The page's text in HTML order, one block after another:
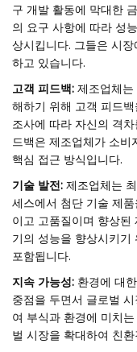
구 개발 활동에 막대한
의 요구 사항에 따라 성
상시킵니다. 그들은 시
하고 있습니다.
고객 피드백: 제조업체
해하기 위해 고객 피드
조사에 따라 자신의 격
드백은 제조업체가 소비
핵심 접근 방식입니다.
기술 발전: 제조업체는
세스에서 첨단 기술 제
이고 고품질이며 향상된
기의 성능을 향상시키
포함됩니다.
지속 가능성: 환경에 대
중점을 두면서 글로벌
여 부식과 환경에 미치
벌 시장을 확대하여 친